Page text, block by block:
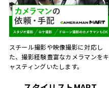
スチール撮影や映像撮影に対応し
た、撮影経験豊富なカメラマンをキ
ャスティングいたします。